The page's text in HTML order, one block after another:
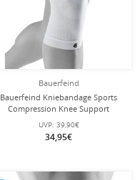
Bauerfeind
Bauerfeind Kniebandage Sports
Compression Knee Support
(Moderate Kompression) weiss - 1
Stück
UVP: 39,90€
34,95€